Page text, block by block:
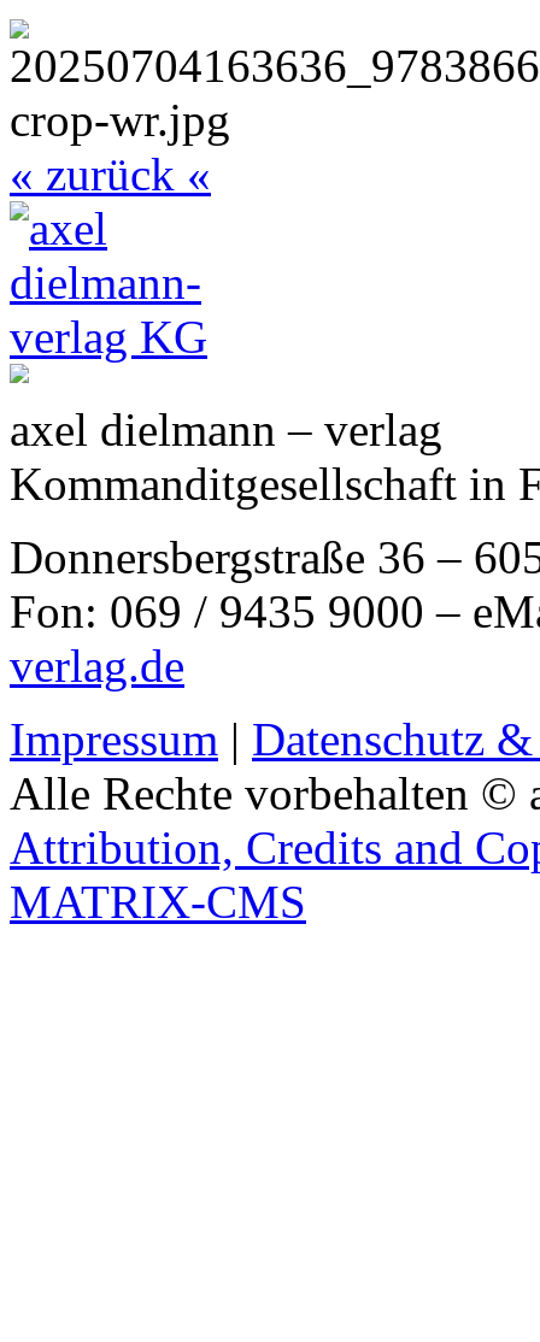
« zurück «
axel dielmann – verlag
Kommanditgesellschaft in
Donnersbergstraße 36 –
Fon: 069 / 9435 9000 –
verlag.de
Impressum | Datenschutz
Alle Rechte vorbehalten ©
Attribution, Credits and
MATRIX-CMS